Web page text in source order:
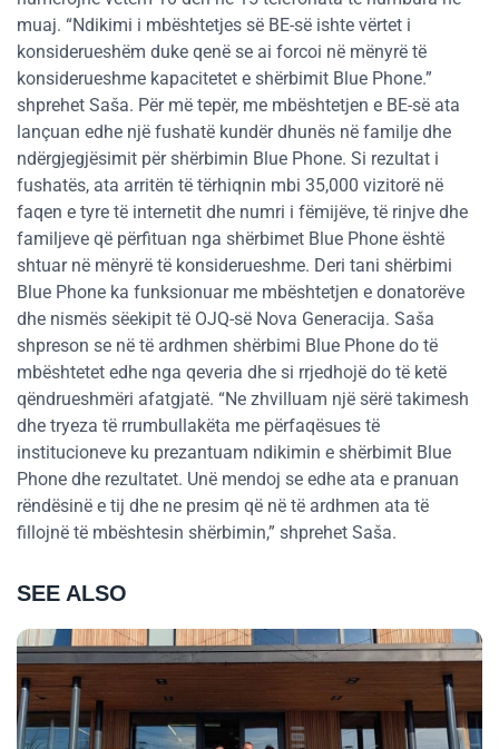
muaj. “Ndikimi i mbështetjes së BE-së ishte vërtet i
konsiderueshëm duke qenë se ai forcoi në mënyrë të
konsiderueshme kapacitetet e shërbimit Blue Phone.”
shprehet Saša. Për më tepër, me mbështetjen e BE-së ata
lançuan edhe një fushatë kundër dhunës në familje dhe
ndërgjegjësimit për shërbimin Blue Phone. Si rezultat i
fushatës, ata arritën të tërhiqnin mbi 35,000 vizitorë në
faqen e tyre të internetit dhe numri i fëmijëve, të rinjve dhe
familjeve që përfituan nga shërbimet Blue Phone është
shtuar në mënyrë të konsiderueshme. Deri tani shërbimi
Blue Phone ka funksionuar me mbështetjen e donatorëve
dhe nismës sëekipit të OJQ-së Nova Generacija. Saša
shpreson se në të ardhmen shërbimi Blue Phone do të
mbështetet edhe nga qeveria dhe si rrjedhojë do të ketë
qëndrueshmëri afatgjatë. “Ne zhvilluam një sërë takimesh
dhe tryeza të rrumbullakëta me përfaqësues të
institucioneve ku prezantuam ndikimin e shërbimit Blue
Phone dhe rezultatet. Unë mendoj se edhe ata e pranuan
rëndësinë e tij dhe ne presim që në të ardhmen ata të
fillojnë të mbështesin shërbimin,” shprehet Saša.
SEE ALSO